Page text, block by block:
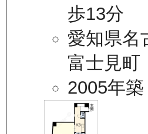
歩13分
愛知県名
富士見町
2005年築